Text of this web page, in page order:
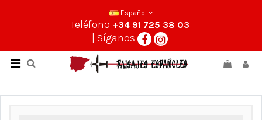
Español
Teléfono +34 91 725 38 03
| Síganos